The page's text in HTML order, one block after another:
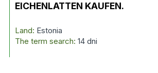
EICHENLATTEN KAUFEN.
Land: Estonia
The term search: 14 dni